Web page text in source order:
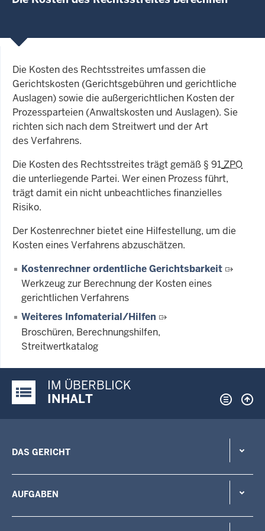
Die Kosten des Rechtsstreites umfassen die
Gerichtskosten (Gerichtsgebühren und gerichtliche
Auslagen) sowie die außergerichtlichen Kosten der
Prozessparteien (Anwaltskosten und Auslagen). Sie
richten sich nach dem Streitwert und der Art
des Verfahrens.
Die Kosten des Rechtsstreites trägt gemäß § 91ZPO
die unterliegende Partei. Wer einen Prozess führt,
trägt damit ein nicht unbeachtliches finanzielles
Risiko.
Der Kostenrechner bietet eine Hilfestellung, um die
Kosten eines Verfahrens abzuschätzen.
Kostenrechner ordentliche Gerichtsbarkeit
Werkzeug zur Berechnung der Kosten eines
gerichtlichen Verfahrens
Weiteres Infomaterial/Hilfen
Broschüren, Berechnungshilfen,
Streitwertkatalog
Justiz-Portal im Überblick:
IM ÜBERBLICK
INHALT
DAS GERICHT
AUFGABEN